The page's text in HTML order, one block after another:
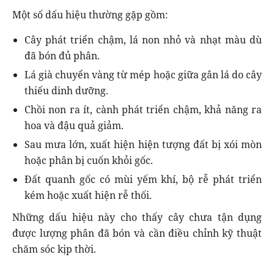
Một số dấu hiệu thường gặp gồm:
Cây phát triển chậm, lá non nhỏ và nhạt màu dù
đã bón đủ phân.
Lá già chuyển vàng từ mép hoặc giữa gân lá do cây
thiếu dinh dưỡng.
Chồi non ra ít, cành phát triển chậm, khả năng ra
hoa và đậu quả giảm.
Sau mưa lớn, xuất hiện hiện tượng đất bị xói mòn
hoặc phân bị cuốn khỏi gốc.
Đất quanh gốc có mùi yếm khí, bộ rễ phát triển
kém hoặc xuất hiện rễ thối.
Những dấu hiệu này cho thấy cây chưa tận dụng
được lượng phân đã bón và cần điều chỉnh kỹ thuật
chăm sóc kịp thời.